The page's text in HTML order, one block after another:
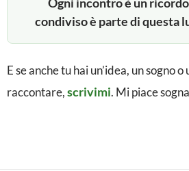
B
condiviso è parte di questa
E se anche tu hai un’idea, un sogno
raccontare,scrivimi. Mi piace